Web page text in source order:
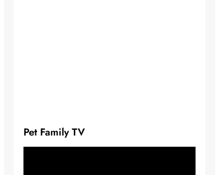
Pet Family TV